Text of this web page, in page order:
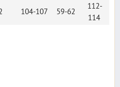
104-107 59-62
112-
114